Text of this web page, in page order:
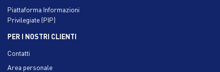
Piattaforma Informazioni
Privilegiate (PIP)
PER I NOSTRI CLIENTI
Contatti
Area personale